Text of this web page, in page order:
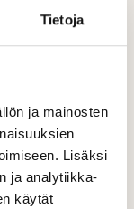
Tietoja
ja mainosten
Lisäksi
ja analytiikka-
käytät
kesti